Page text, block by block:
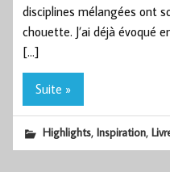
disciplines mélangées ont
chouette. J’ai déjà évoqué
[…]
Suite »
Highlights,Inspiration,